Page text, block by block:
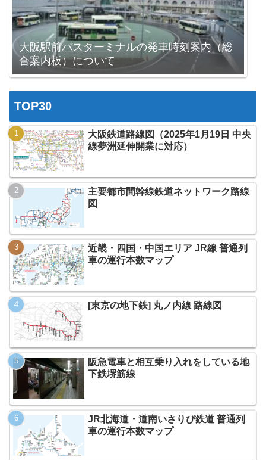
大阪駅前バスターミナルの発車時刻案内（総
合案内板）について
TOP30
大阪鉄道路線図（2025年1月19日 中央
線夢洲延伸開業に対応）
主要都市間幹線鉄道ネットワーク路線
図
近畿・四国・中国エリア JR線 普通列
車の運行本数マップ
[東京の地下鉄] 丸ノ内線 路線図
阪急電車と相互乗り入れをしている地
下鉄堺筋線
JR北海道・道南いさりび鉄道 普通列
車の運行本数マップ